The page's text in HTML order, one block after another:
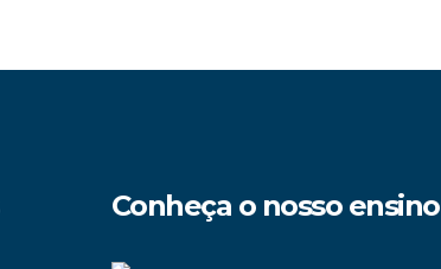
Conheça o nosso ensino